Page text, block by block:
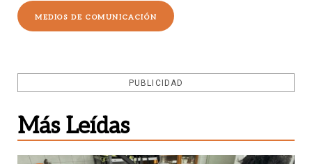
MEDIOS DE COMUNICACIÓN
PUBLICIDAD
Más Leídas